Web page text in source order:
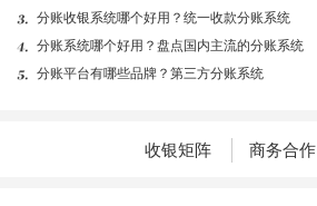
分账收银系统哪个好用？统一收款分账系统
分账系统哪个好用？盘点国内主流的分账系统
分账平台有哪些品牌？第三方分账系统
收银矩阵 商务合作